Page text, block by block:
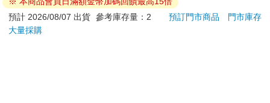
退換貨須知：
**提醒您，鑑賞期不等於試用期，退回商品須為全新狀態**
預計 2026/08/07 出貨 參考庫存量：2 預訂門市商品
門市庫存
大量採購